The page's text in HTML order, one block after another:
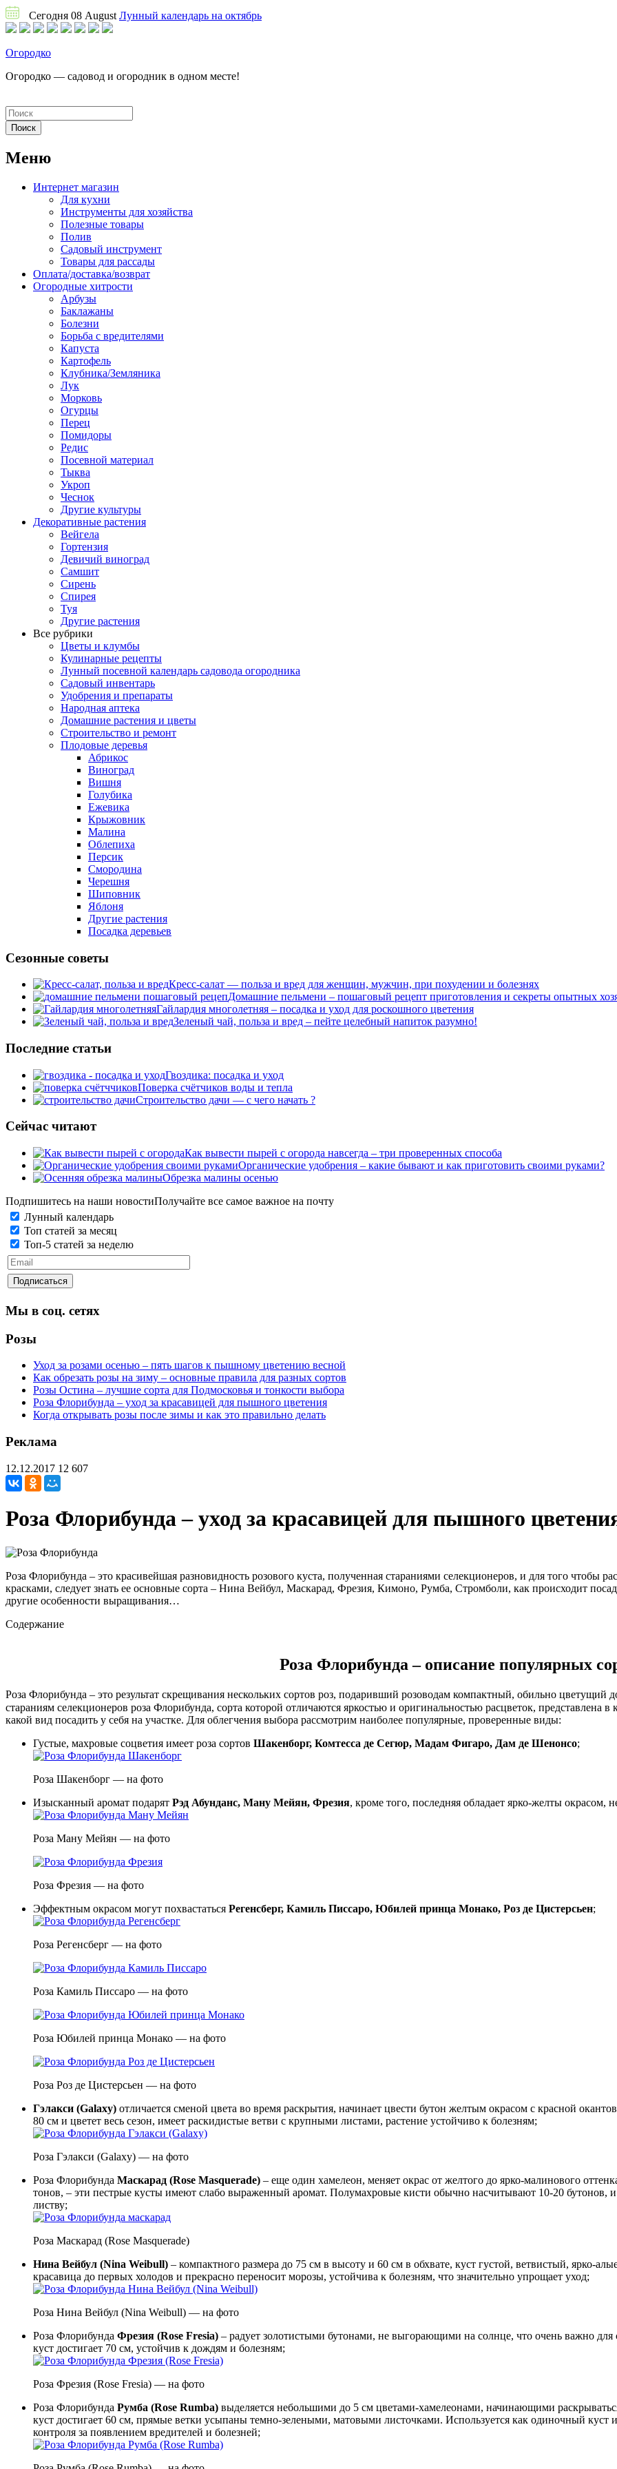
Сегодня 08 August Лунный календарь на октябрь
Огородко
Огородко — садовод и огородник в одном месте!
Меню
Интернет магазин
Для кухни
Инструменты для хозяйства
Полезные товары
Полив
Садовый инструмент
Товары для рассады
Оплата/доставка/возврат
Огородные хитрости
Арбузы
Баклажаны
Болезни
Борьба с вредителями
Капуста
Картофель
Клубника/Земляника
Лук
Морковь
Огурцы
Перец
Помидоры
Редис
Посевной материал
Тыква
Укроп
Чеснок
Другие культуры
Декоративные растения
Вейгела
Гортензия
Девичий виноград
Самшит
Сирень
Спирея
Туя
Другие растения
Все рубрики
Цветы и клумбы
Кулинарные рецепты
Лунный посевной календарь садовода огородника
Садовый инвентарь
Удобрения и препараты
Народная аптека
Домашние растения и цветы
Строительство и ремонт
Плодовые деревья
Абрикос
Виноград
Вишня
Голубика
Ежевика
Крыжовник
Малина
Облепиха
Персик
Смородина
Черешня
Шиповник
Яблоня
Другие растения
Посадка деревьев
Сезонные советы
Кресс-салат — польза и вред для женщин, мужчин, при похудении и болезнях
Домашние пельмени – пошаговый рецепт приготовления и секреты опытных
Гайлардия многолетняя – посадка и уход для роскошного цветения
Зеленый чай, польза и вред – пейте целебный напиток разумно!
Последние статьи
Гвоздика: посадка и уход
Поверка счётчиков воды и тепла
Строительство дачи — с чего начать ?
Сейчас читают
Как вывести пырей с огорода навсегда – три проверенных способа
Органические удобрения – какие бывают и как приготовить своими руками?
Обрезка малины осенью
Подпишитесь на наши новостиПолучайте все самое важное на почту
Лунный календарь
Топ статей за месяц
Топ-5 статей за неделю
Мы в соц. сетях
Розы
Уход за розами осенью – пять шагов к пышному цветению весной
Как обрезать розы на зиму – основные правила для разных сортов
Розы Остина – лучшие сорта для Подмосковья и тонкости выбора
Роза Флорибунда – уход за красавицей для пышного цветения
Когда открывать розы после зимы и как это правильно делать
Реклама
12.12.2017 12 607
Роза Флорибунда – уход за красавицей для пышного
Роза Флорибунда – это красивейшая разновидность розового куста, полученная стараниями селекционеров, и для того
красками, следует знать ее основные сорта – Нина Вейбул, Маскарад, Фрезия, Кимоно, Румба, Стромболи, как происходит
другие особенности выращивания…
Содержание
Роза Флорибунда – описание популярных
Роза Флорибунда – это результат скрещивания нескольких сортов роз, подаривший розоводам компактный, обильно цветущий
стараниям селекционеров роза Флорибунда, сорта которой отличаются яркостью и оригинальностью расцветок, представлена в
какой вид посадить у себя на участке. Для облегчения выбора рассмотрим наиболее популярные, проверенные виды:
Густые, махровые соцветия имеет роза сортов Шакенборг, Комтесса де Сегюр, Мадам Фигаро, Дам де Шенонсо;
Роза Шакенборг — на фото
Изысканный аромат подарят Рэд Абунданс, Ману Мейян, Фрезия, кроме того, последняя обладает ярко-желты окрасом,
Роза Ману Мейян — на фото
Роза Фрезия — на фото
Эффектным окрасом могут похвастаться Регенсберг, Камиль Писсаро, Юбилей принца Монако, Роз де Цистерсьен;
Роза Регенсберг — на фото
Роза Камиль Писсаро — на фото
Роза Юбилей принца Монако — на фото
Роза Роз де Цистерсьен — на фото
Гэлакси (Galaxy) отличается сменой цвета во время раскрытия, начинает цвести бутон желтым окрасом с красной
80 см и цветет весь сезон, имеет раскидистые ветви с крупными листами, растение устойчиво к болезням;
Роза Гэлакси (Galaxy) — на фото
Роза Флорибунда Маскарад (Rosе Masquerade) – еще один хамелеон, меняет окрас от желтого до ярко-малинового
тонов, – эти пестрые кусты имеют слабо выраженный аромат. Полумахровые кисти обычно насчитывают 10-20 бутонов,
листву;
Роза Маскарад (Rosе Masquerade)
Нина Вейбул (Nina Weibull) – компактного размера до 75 см в высоту и 60 см в обхвате, куст густой, ветвистый, ярко-
красавица до первых холодов и прекрасно переносит морозы, устойчива к болезням, что значительно упрощает уход;
Роза Нина Вейбул (Nina Weibull) — на фото
Роза Флорибунда Фрезия (Rose Fresia) – радует золотистыми бутонами, не выгорающими на солнце, что очень важно
куст достигает 70 см, устойчив к дождям и болезням;
Роза Фрезия (Rose Fresia) — на фото
Роза Флорибунда Румба (Rose Rumba) выделяется небольшими до 5 см цветами-хамелеонами, начинающими
куст достигает 60 см, прямые ветки усыпаны темно-зелеными, матовыми листочками. Используется как одиночный куст
контроля за появлением вредителей и болезней;